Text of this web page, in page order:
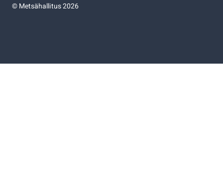
©Metsähallitus 2026